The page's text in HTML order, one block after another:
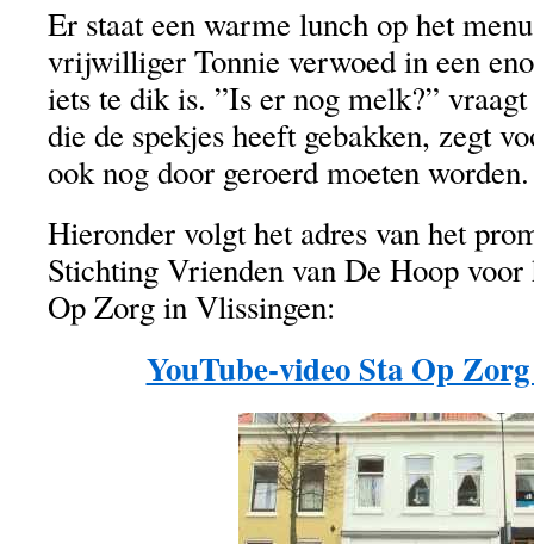
Er staat een warme lunch op het
vrijwilliger Tonnie verwoed in een
iets te dik is. ”Is er nog melk?”
die de spekjes heeft gebakken, zegt
ook nog door geroerd moeten worden.
Hieronder volgt het adres van het
Stichting Vrienden van De Hoop voor
Op Zorg in Vlissingen:
YouTube-video Sta Op